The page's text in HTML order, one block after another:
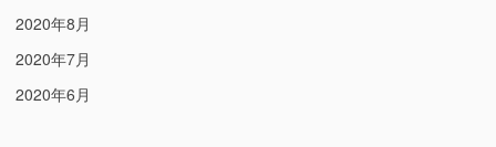
2020年8月
2020年7月
2020年6月